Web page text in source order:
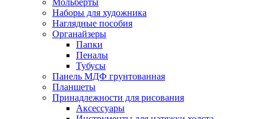
Мольберты
Наборы для художника
Наглядные пособия
Органайзеры
Папки
Пеналы
Тубусы
Панель МДФ грунтованная
Планшеты
Принадлежности для рисования
Аксессуары